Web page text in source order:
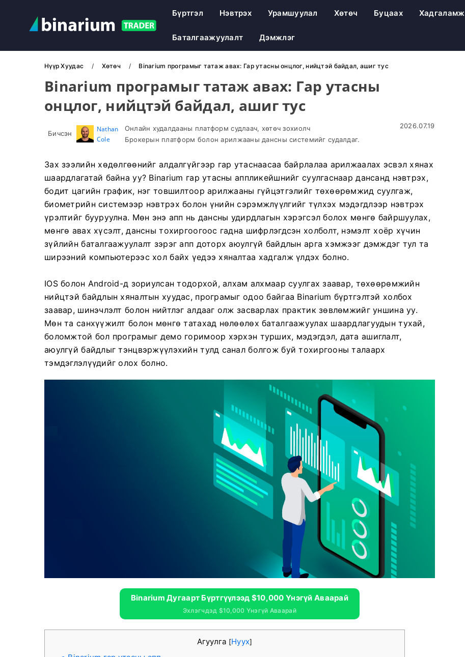
Бүртгэл Нэвтрэх Урамшуулал Хөтөч Буцаах Хадгаламж
Баталгаажуулалт Дэмжлэг
Нүүр Хуудас Хөтөч Binarium програмыг татаж авах: Гар утасны онцлог, нийцтэй байдал, ашиг тус
Binarium програмыг татаж авах: Гар утасны
онцлог, нийцтэй байдал, ашиг тус
Бичсэн
Nathan
Cole
Онлайн худалдааны платформ судлаач, хөтөч зохиолч
Брокерын платформ болон арилжааны дансны системийг судалдаг.
2026.07.19
Зах зээлийн хөдөлгөөнийг алдалгүйгээр гар утаснаасаа байрлалаа арилжаалах эсвэл хянах
шаардлагатай байна уу? Binarium гар утасны аппликейшнийг суулгаснаар дансанд нэвтрэх,
бодит цагийн график, нэг товшилтоор арилжааны гүйцэтгэлийг төхөөрөмжид суулгаж,
биометрийн системээр нэвтрэх болон үнийн сэрэмжлүүлгийг түлхэх мэдэгдлээр нэвтрэх
үрэлтийг бууруулна. Мөн энэ апп нь дансны удирдлагын хэрэгсэл болох мөнгө байршуулах,
мөнгө авах хүсэлт, дансны тохиргоогоос гадна шифрлэгдсэн холболт, нэмэлт хоёр хүчин
зүйлийн баталгаажуулалт зэрэг апп доторх аюулгүй байдлын арга хэмжээг дэмждэг тул та
ширээний компьютерээс хол байх үедээ хяналтаа хадгалж үлдэх болно.
IOS болон Android-д зориулсан тодорхой, алхам алхмаар суулгах заавар, төхөөрөмжийн
нийцтэй байдлын хяналтын хуудас, програмыг одоо байгаа Binarium бүртгэлтэй холбох
заавар, шинэчлэлт болон нийтлэг алдааг олж засварлах практик зөвлөмжийг уншина уу.
Мөн та санхүүжилт болон мөнгө татахад нөлөөлөх баталгаажуулах шаардлагуудын тухай,
боломжтой бол програмыг демо горимоор хэрхэн турших, мэдэгдэл, дата ашиглалт,
аюулгүй байдлыг тэнцвэржүүлэхийн тулд санал болгож буй тохиргооны талаарх
тэмдэглэлүүдийг олох болно.
Binarium Дугаарт Бүртгүүлээд $10,000 Үнэгүй Аваарай
Эхлэгчдэд $10,000 Үнэгүй Аваарай
Агуулга [Нуух]